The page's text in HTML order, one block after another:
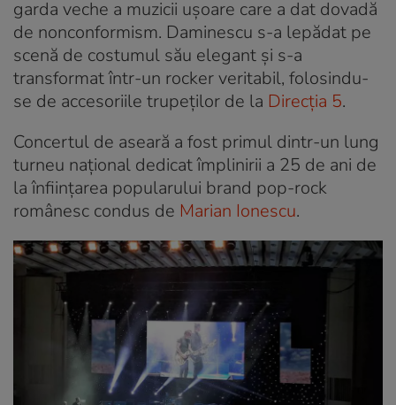
garda veche a muzicii ușoare care a dat dovadă
de nonconformism. Daminescu s-a lepădat pe
scenă de costumul său elegant și s-a
transformat într-un rocker veritabil, folosindu-
se de accesoriile trupeților de la Direcția 5.
Concertul de aseară a fost primul dintr-un lung
turneu național dedicat împlinirii a 25 de ani de
la înființarea popularului brand pop-rock
românesc condus de Marian Ionescu.